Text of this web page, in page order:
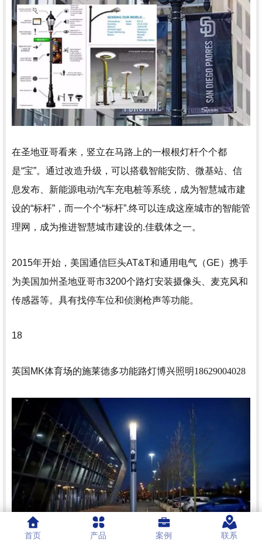
在圣地亚哥看来，竖立在马路上的一根根灯杆个个都
是“宝”。通过改造升级，可以搭载智能安防、微基站、信
息发布、新能源电动汽车充电桩等系统，成为智慧城市建
设的“标杆”，而一个个“标杆”.终可以连成这座城市的智能管
理网，成为推进智慧城市建设的.佳载体之一。
2015年开始，美国通信巨头AT&T和通用电气（GE）携手
为美国加州圣地亚哥市3200个路灯安装摄像头、麦克风和
传感器等。具有找停车位和侦测枪声等功能。
18
英国MK体育场的施莱德多功能路灯博兴照明18629004028
首页 产品 案例 联系